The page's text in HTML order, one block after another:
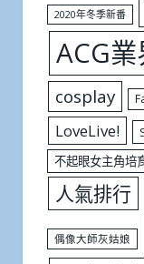
2020年冬季新番
ACG業
cosplay
LoveLive!
不起眼女主角培
人氣排行
偶像大師灰姑娘